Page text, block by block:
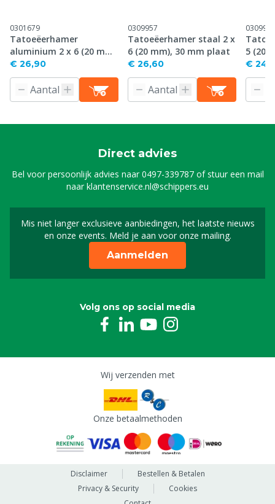
0301679
Tatoeëerhamer
aluminium 2 x 6 (20 mm),
30 mm plaat
€ 26,90
0309957
Tatoeëerhamer staal 2 x
6 (20 mm), 30 mm plaat
€ 26,60
0309958
5 (20
€
Direct advies
Bel voor persoonlijk advies naar0497-339787of stuur een mail
naarklantenservice.nl@schippers.eu
Mis niet langer exclusieve aanbiedingen, het laatste nieuws
en onze events. Meld je aan voor onze mailing.
Schrijf je in voor onze
Aanmelden
Volg ons op social media
Wij verzenden met
Onze betaalmethoden
Disclaimer
Bestellen & Betalen
Privacy & Security
Cookies